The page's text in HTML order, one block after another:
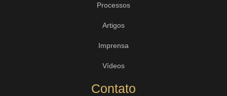
Processos
Artigos
Imprensa
Vídeos
Contato